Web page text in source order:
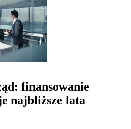
finansowanie
najbliższe lata